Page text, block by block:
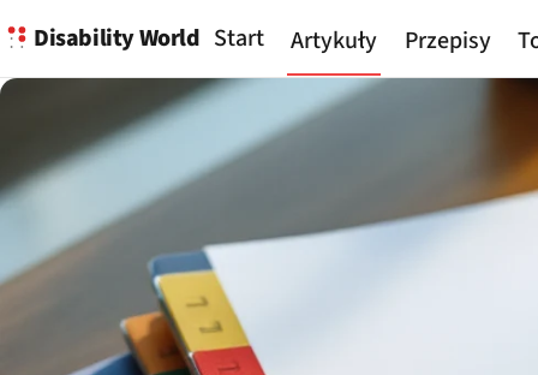
Disability World Start Artykuły Przepisy